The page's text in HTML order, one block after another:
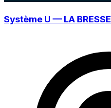
Système U — LA BRESSE